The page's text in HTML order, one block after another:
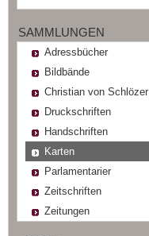
SAMMLUNGEN
Adressbücher
Bildbände
Christian von Schlözer
Druckschriften
Handschriften
Karten
Parlamentarier
Zeitschriften
Zeitungen